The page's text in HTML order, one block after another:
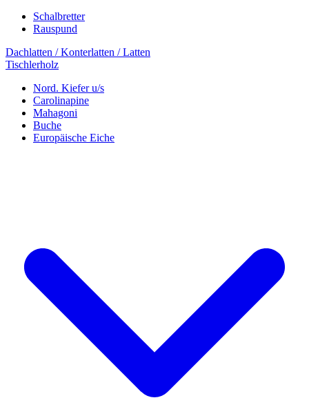
Schalbretter
Rauspund
Dachlatten / Konterlatten / Latten
Tischlerholz
Nord. Kiefer u/s
Carolinapine
Mahagoni
Buche
Europäische Eiche